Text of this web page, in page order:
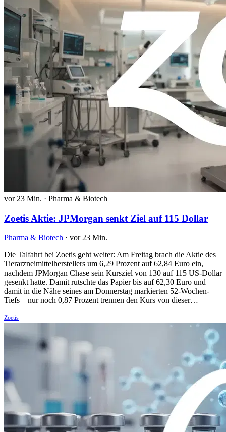
vor 23 Min. · Pharma & Biotech
Zoetis Aktie: JPMorgan senkt Ziel auf 115 Dollar
Pharma & Biotech · vor 23 Min.
Die Talfahrt bei Zoetis geht weiter: Am Freitag brach die Aktie des
Tierarzneimittelherstellers um 6,29 Prozent auf 62,84 Euro ein,
nachdem JPMorgan Chase sein Kursziel von 130 auf 115 US-Dollar
gesenkt hatte. Damit rutschte das Papier bis auf 62,30 Euro und
damit in die Nähe seines am Donnerstag markierten 52-Wochen-
Tiefs – nur noch 0,87 Prozent trennen den Kurs von dieser…
Zoetis